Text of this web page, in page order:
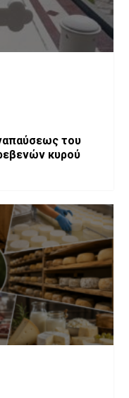
του
κυρού